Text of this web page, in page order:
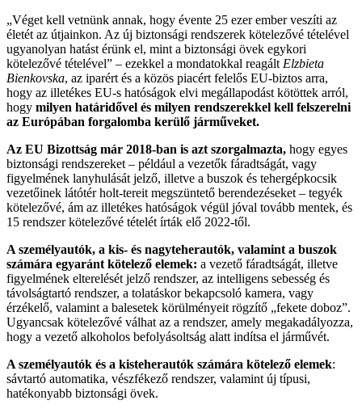
„Véget kell vetnünk annak, hogy évente 25 ezer ember veszíti az
életét az útjainkon. Az új biztonsági rendszerek kötelezővé tételével
ugyanolyan hatást érünk el, mint a biztonsági övek egykori
kötelezővé tételével” – ezekkel a mondatokkal reagált Elzbieta
Bienkovska, az iparért és a közös piacért felelős EU-biztos arra,
hogy az illetékes EU-s hatóságok elvi megállapodást kötöttek arról,
hogy milyen határidővel és milyen rendszerekkel kell felszerelni
az Európában forgalomba kerülő járműveket.
Az EU Bizottság már 2018-ban is azt szorgalmazta, hogy egyes
biztonsági rendszereket – például a vezetők fáradtságát, vagy
figyelmének lanyhulását jelző, illetve a buszok és tehergépkocsik
vezetőinek látótér holt-tereit megszüntető berendezéseket – tegyék
kötelezővé, ám az illetékes hatóságok végül jóval tovább mentek, és
15 rendszer kötelezővé tételét írták elő 2022-től.
A személyautók, a kis- és nagyteherautók, valamint a buszok
számára egyaránt kötelező elemek: a vezető fáradtságát, illetve
figyelmének elterelését jelző rendszer, az intelligens sebesség és
távolságtartó rendszer, a tolatáskor bekapcsoló kamera, vagy
érzékelő, valamint a balesetek körülményeit rögzítő „fekete doboz”.
Ugyancsak kötelezővé válhat az a rendszer, amely megakadályozza,
hogy a vezető alkoholos befolyásoltság alatt indítsa el járművét.
A személyautók és a kisteherautók számára kötelező elemek:
sávtartó automatika, vészfékező rendszer, valamint új típusi,
hatékonyabb biztonsági övek.